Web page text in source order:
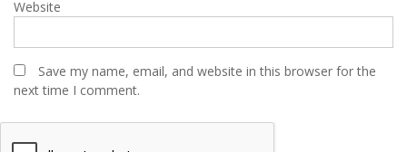
Website
Save my name, email, and website in this browser for the
next time I comment.